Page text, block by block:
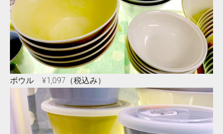
ボウル ¥1,097（税込み）